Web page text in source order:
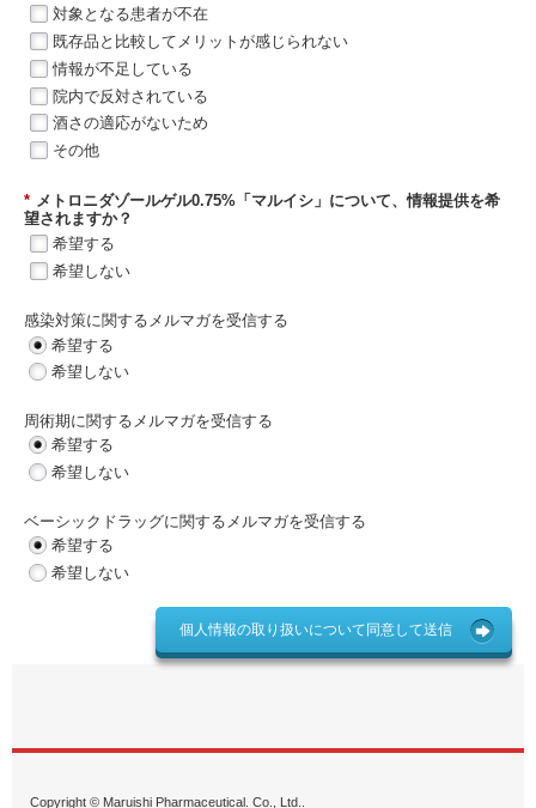
対象となる患者が不在
既存品と比較してメリットが感じられない
情報が不足している
院内で反対されている
酒さの適応がないため
その他
* メトロニダゾールゲル0.75%「マルイシ」について、情報提供を希
望されますか？
希望する
希望しない
感染対策に関するメルマガを受信する
希望する
希望しない
周術期に関するメルマガを受信する
希望する
希望しない
ベーシックドラッグに関するメルマガを受信する
希望する
希望しない
個人情報の取り扱いについて同意して送信
Copyright © Maruishi Pharmaceutical. Co., Ltd..